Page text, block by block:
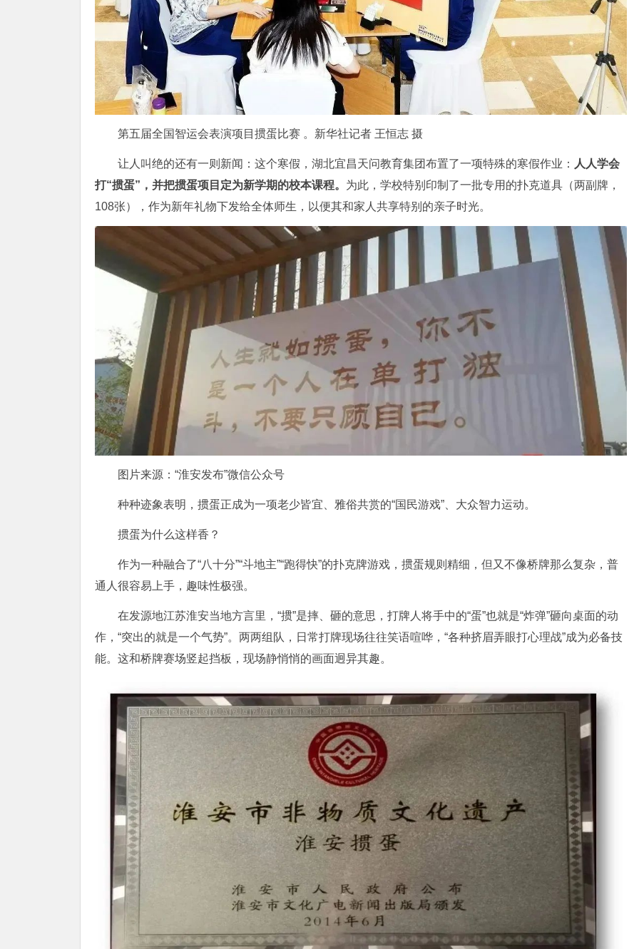
第五届全国智运会表演项目掼蛋比赛 。新华社记者 王恒志 摄
让人叫绝的还有一则新闻：这个寒假，湖北宜昌天问教育集团布置了一项特殊的寒假作业： 人人学会
打“掼蛋”，并把掼蛋项目定为新学期的校本课程。 为此，学校特别印制了一批专用的扑克道具（两副牌，
108张），作为新年礼物下发给全体师生，以便其和家人共享特别的亲子时光。
图片来源：“淮安发布”微信公众号
种种迹象表明，掼蛋正成为一项老少皆宜、雅俗共赏的“国民游戏”、大众智力运动。
掼蛋为什么这样香？
作为一种融合了“八十分”“斗地主”“跑得快”的扑克牌游戏，掼蛋规则精细，但又不像桥牌那么复杂，普
通人很容易上手，趣味性极强。
在发源地江苏淮安当地方言里，“掼”是摔、砸的意思，打牌人将手中的“蛋”也就是“炸弹”砸向桌面的动
作，“突出的就是一个气势”。两两组队，日常打牌现场往往笑语喧哗，“各种挤眉弄眼打心理战”成为必备技
能。这和桥牌赛场竖起挡板，现场静悄悄的画面迥异其趣。